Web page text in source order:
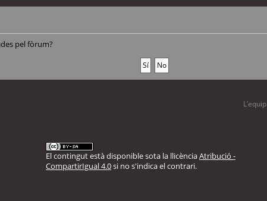
pel fòrum?
L’equip
El contingut està disponible sota la llicènciaAtribució -
CompartirIgual 4.0si no s'indica el contrari.